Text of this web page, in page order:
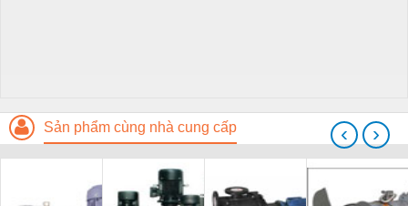
Sản phẩm cùng nhà cung cấp ‹ ›